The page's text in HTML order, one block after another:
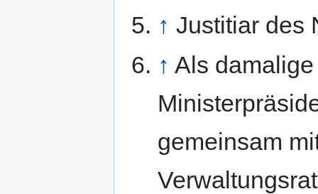
↑ Justitiar des
↑ Als
gemeinsam